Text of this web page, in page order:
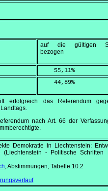
auf die gültigen
bezogen
    55,11
%
    44,89
%
erfolgreich das Referendum
nach Art. 66 der
Demokratie in Liechtenstein:
(Liechtenstein - Politische Schriften
, Abstimmungen, Tabelle 10.2